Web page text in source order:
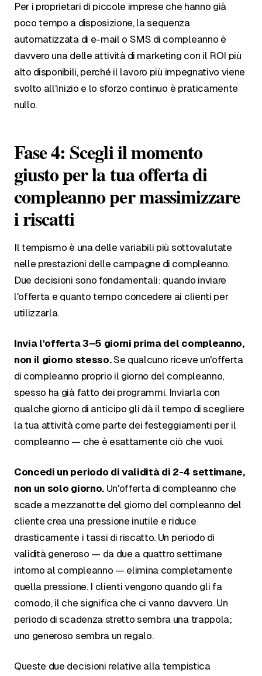
Per i proprietari di piccole imprese che hanno già
poco tempo a disposizione, la sequenza
automatizzata di e-mail o SMS di compleanno è
davvero una delle attività di marketing con il ROI più
alto disponibili, perché il lavoro più impegnativo viene
svolto all'inizio e lo sforzo continuo è praticamente
nullo.
Fase 4: Scegli il momento
giusto per la tua offerta di
compleanno per massimizzare
i riscatti
Il tempismo è una delle variabili più sottovalutate
nelle prestazioni delle campagne di compleanno.
Due decisioni sono fondamentali: quando inviare
l'offerta e quanto tempo concedere ai clienti per
utilizzarla.
Invia l'offerta 3–5 giorni prima del compleanno,
non il giorno stesso.Se qualcuno riceve un'offerta
di compleanno proprio il giorno del compleanno,
spesso ha già fatto dei programmi. Inviarla con
qualche giorno di anticipo gli dà il tempo di scegliere
la tua attività come parte dei festeggiamenti per il
compleanno — che è esattamente ciò che vuoi.
Concedi un periodo di validità di 2-4 settimane,
non un solo giorno.Un'offerta di compleanno che
scade a mezzanotte del giorno del compleanno del
cliente crea una pressione inutile e riduce
drasticamente i tassi di riscatto. Un periodo di
validità generoso — da due a quattro settimane
intorno al compleanno — elimina completamente
quella pressione. I clienti vengono quando gli fa
comodo, il che significa che ci vanno davvero. Un
periodo di scadenza stretto sembra una trappola;
uno generoso sembra un regalo.
Queste due decisioni relative alla tempistica